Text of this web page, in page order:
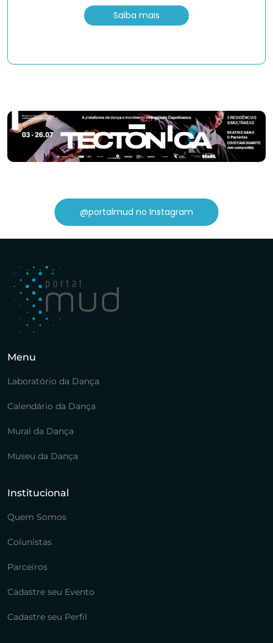
Saiba mais
@portalmud no Instagram
Menu
Laboratório da Dança
Calendário da Dança
Mural da Dança
Museu da Dança
Institucional
Quem Somos
Colunistas
Parceiros
Cadastre seu Evento
Cadastre seu Perfil